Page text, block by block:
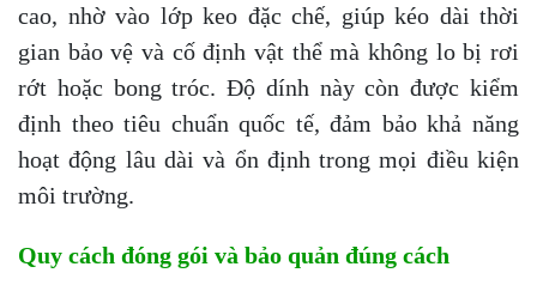
cao, nhờ vào lớp keo đặc chế, giúp kéo dài thời
gian bảo vệ và cố định vật thể mà không lo bị rơi
rớt hoặc bong tróc. Độ dính này còn được kiểm
định theo tiêu chuẩn quốc tế, đảm bảo khả năng
hoạt động lâu dài và ổn định trong mọi điều kiện
môi trường.
Quy cách đóng gói và bảo quản đúng cách